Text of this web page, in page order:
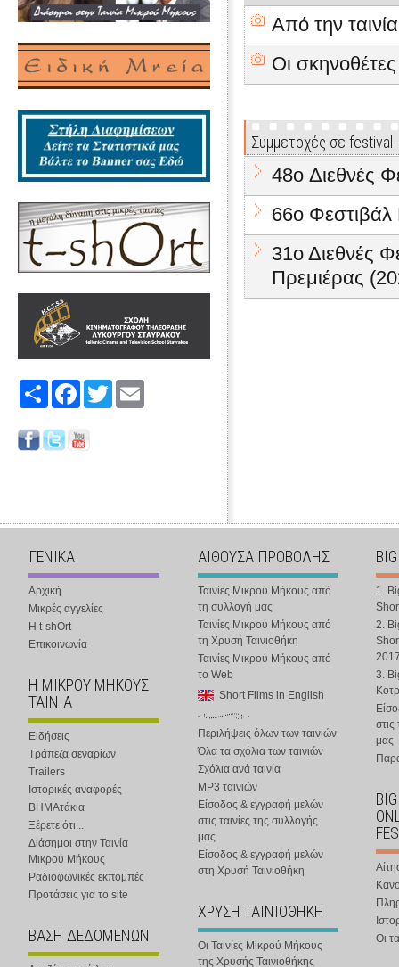
Share FacebookTwitter
Από την ταινία
Οι σκηνοθέτες
Συμμετοχές σε
48o Διεθνές
66ο
31ο Διεθνές
Πρεμιέρας
ΓΕΝΙΚΑ
Αρχική
Μικρές αγγελίες
Η t-shOrt
Επικοινωνία
Η ΜΙΚΡΟΥ ΜΗΚΟΥΣ
ΤΑΙΝΙΑ
Ειδήσεις
Τράπεζα σεναρίων
Trailers
Ιστορικές αναφορές
ΒΗΜΑτάκια
Ξέρετε ότι...
Διάσημοι στην Ταινία
Μικρού Μήκους
Ραδιοφωνικές εκπομπές
Προτάσεις για το site
ΒΑΣΗ ΔΕΔΟΜΕΝΩΝ
ΑΙΘΟΥΣΑ ΠΡΟΒΟΛΗΣ
Ταινίες Μικρού Μήκους από
τη συλλογή μας
Ταινίες Μικρού Μήκους από
τη Χρυσή Ταινιοθήκη
Ταινίες Μικρού Μήκους από
το Web
Short Films in English
Περιλήψεις όλων των ταινιών
Όλα τα σχόλια των ταινιών
Σχόλια ανά ταινία
MP3 ταινιών
Είσοδος & εγγραφή μελών
στις ταινίες της συλλογής
μας
Είσοδος & εγγραφή μελών
στη Χρυσή Ταινιοθήκη
ΧΡΥΣΗ ΤΑΙΝΙΟΘΗΚΗ
Οι Ταινίες Μικρού Μήκους
της Χρυσής Ταινιοθήκης
1.
2.
3.
στις
μας
Οι